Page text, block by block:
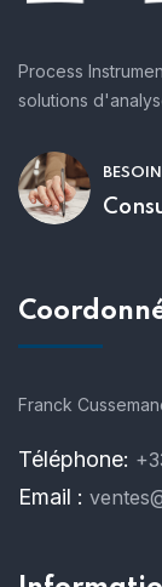
Process
solutions
Franck
Téléphone:
Email :